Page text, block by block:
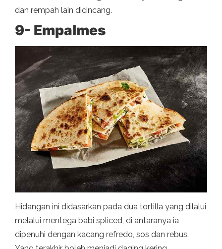
dan rempah lain dicincang.
9- Empalmes
Hidangan ini didasarkan pada dua tortilla yang dilalui
melalui mentega babi spliced, di antaranya ia
dipenuhi dengan kacang refredo, sos dan rebus.